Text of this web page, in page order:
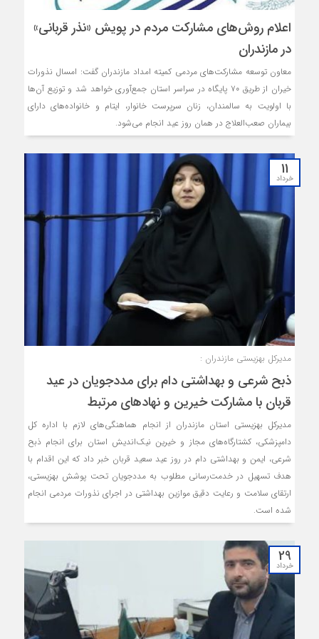
اعلام روش‌های مشارکت مردم در پویش «نذر قربانی»
در مازندران
معاون توسعه مشارکت‌های مردمی کمیته امداد مازندران گفت: امسال نذورات
خیران از طریق ۷۰ پایگاه در سراسر استان جمع‌آوری خواهد شد و توزیع آن‌ها
با اولویت به سالمندان، زنان سرپرست خانوار، ایتام و خانواده‌های دارای
بیماران صعب‌العلاج در همان روز عید انجام می‌شود.
11
خرداد
مدیرکل بهزیستی مازندران :
ذبح شرعی و بهداشتی دام برای مددجویان در عید
قربان با مشارکت خیرین و نهادهای مرتبط
مدیرکل بهزیستی استان مازندران از انجام هماهنگی‌های لازم با اداره کل
دامپزشکی، کشتارگاه‌های مجاز و خیرین نیک‌اندیش استان برای انجام ذبح
شرعی، ایمن و بهداشتی دام در روز عید سعید قربان خبر داد که این اقدام با
هدف تسهیل در خدمت‌رسانی مطلوب به مددجویان تحت پوشش بهزیستی،
ارتقای سلامت و رعایت دقیق موازین بهداشتی در اجرای نذورات مردمی انجام
شده است.
29
خرداد